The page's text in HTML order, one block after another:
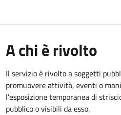
A chi è rivolto
Il servizio è rivolto a soggetti
promuovere attività, eventi o
l'esposizione temporanea di
pubblico o visibili da esso.